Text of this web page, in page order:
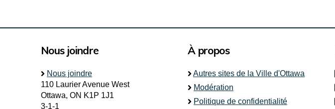
Nous joindre
Nous joindre
110 Laurier Avenue West
Ottawa, ON K1P 1J1
3-1-1
À propos
Autres sites de la Ville d'Ottawa
Modération
Politique de confidentialité